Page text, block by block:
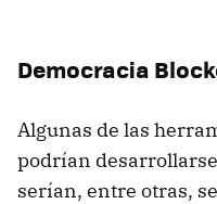
Democracia
Algunas de las
podrían
serían, entre otras,